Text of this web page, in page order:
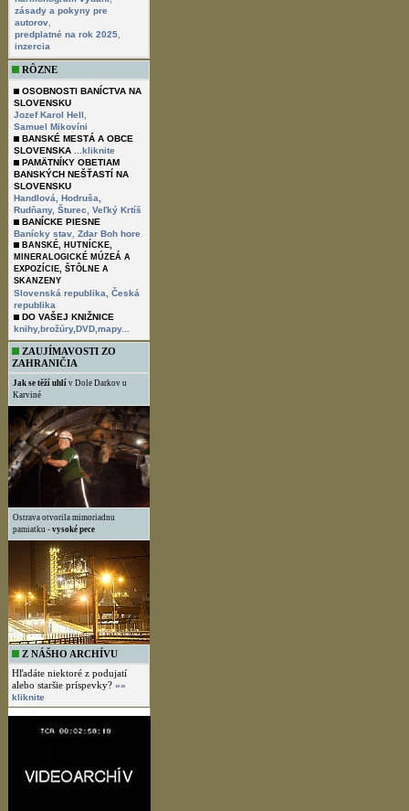
zásady a pokyny pre
autorov
predplatné na rok 2025
inzercia
RÔZNE
OSOBNOSTI BANÍCTVA NA
SLOVENSKU
Jozef Karol Hell
Samuel Mikovíni
BANSKÉ MESTÁ A OBCE
SLOVENSKA
...kliknite
PAMÄTNÍKY OBETIAM
BANSKÝCH NEŠŤASTÍ NA
SLOVENSKU
Handlová,
Hodruša,
Rudňany, Šturec,
Veľký Krtíš
BANÍCKE PIESNE
Banícky stav Zdar Boh hore
BANSKÉ, HUTNÍCKE,
MINERALOGICKÉ MÚZEÁ A
EXPOZÍCIE, ŠTÔLNE A
SKANZENY
Slovenská republika,
Česká
republika
DO VAŠEJ KNIŽNICE
knihy,brožúry,DVD,mapy...
ZAUJÍMAVOSTI ZO
ZAHRANIČIA
Jak se těží uhlí v Dole Darkov u
Karviné
Ostrava otvorila mimoriadnu
pamiatku - vysoké pece
Z NÁŠHO ARCHÍVU
Hľadáte niektoré z podujatí
alebo staršie príspevky? »»
kliknite